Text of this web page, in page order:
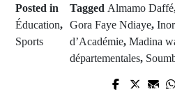
Posted in
Éducation,
Sports
Tagged Almamo Daffé
Gora Faye Ndiaye, Inor
d’Académie, Madina
départementales,
Prev Post
Next Post
La lumière de